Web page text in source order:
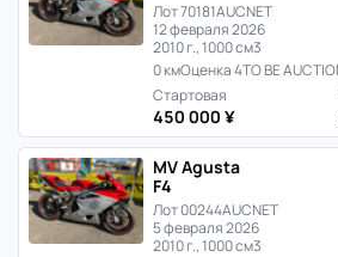
Лот 70181AUCNET
12 февраля 2026
2010 г., 1000 см3
0 кмОценка 4TO BE
Стартовая
450 000 ¥
MV Agusta
F4
Лот 00244AUCNET
5 февраля 2026
2010 г., 1000 см3